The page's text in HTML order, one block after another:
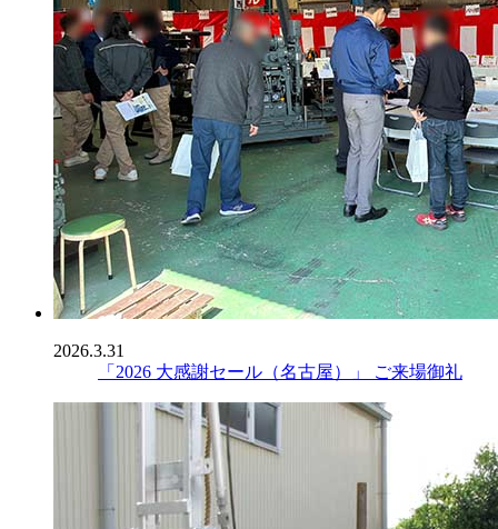
2026.3.31
「2026 大感謝セール（名古屋）」 ご来場御礼